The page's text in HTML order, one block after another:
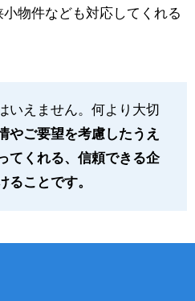
物件なども対応してくれる
いえません。何より大切
やご要望を考慮したうえ
てくれる、信頼できる企
ることです。